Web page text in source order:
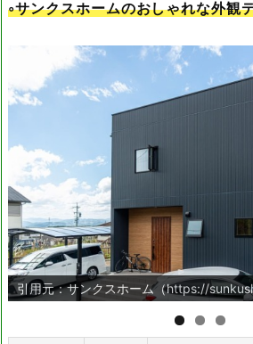
◦サンクスホームのおしゃれな外観
引用元：サンクスホーム（https://